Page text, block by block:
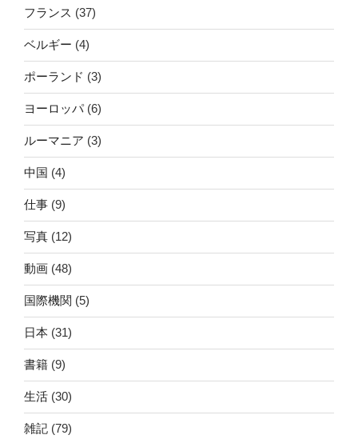
フランス (37)
ベルギー (4)
ポーランド (3)
ヨーロッパ(6)
ルーマニア (3)
中国 (4)
仕事 (9)
写真 (12)
動画 (48)
国際機関 (5)
日本 (31)
書籍 (9)
生活 (30)
雑記 (79)